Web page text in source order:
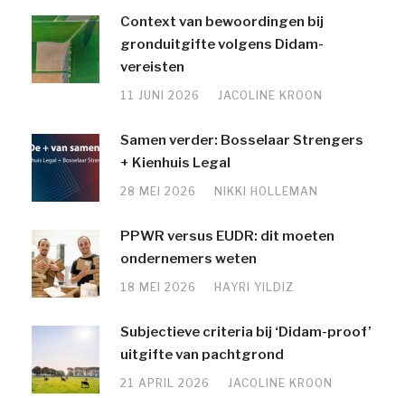
Context van bewoordingen bij
gronduitgifte volgens Didam-
vereisten
11 JUNI 2026 JACOLINE KROON
Samen verder: Bosselaar Strengers
+ Kienhuis Legal
28 MEI 2026 NIKKI HOLLEMAN
PPWR versus EUDR: dit moeten
ondernemers weten
18 MEI 2026 HAYRI YILDIZ
Subjectieve criteria bij ‘Didam-proof’
uitgifte van pachtgrond
21 APRIL 2026 JACOLINE KROON